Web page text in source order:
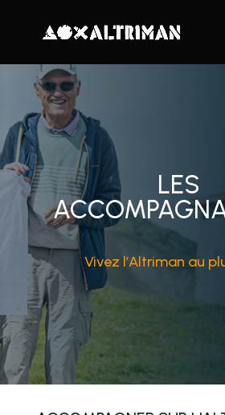
LES
Vivez l’Altriman au